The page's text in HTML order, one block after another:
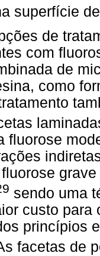
superfície
de
com
de
como
fluorose
sendo uma
custo para
princípios
facetas de